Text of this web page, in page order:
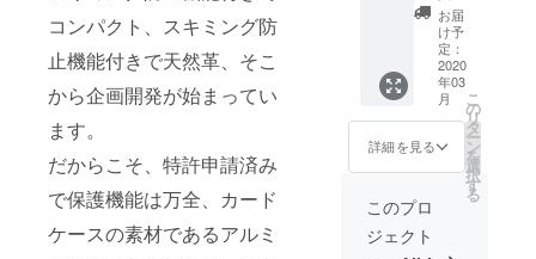
コンパクト、スキミング防
止機能付きで天然革、そこ
から企画開発が始まってい
ます。
だからこそ、特許申請済み
で保護機能は万全、カード
ケースの素材であるアルミ
てお届
けいた
しま
す。
さをお
選びく
ださい
配送時
期：
2020年
3月下旬
より順
料無料
secure
25％OF
F コー
ス 一般
販売予
定価格
12,000
円 →
8,900円
込） ※
カラー
をお選
お届
け予
定：
2020
年03
月
詳細を見る
こ
の
リ
タ
ー
ン
を
選
択
す
る
このプロ
ジェクト